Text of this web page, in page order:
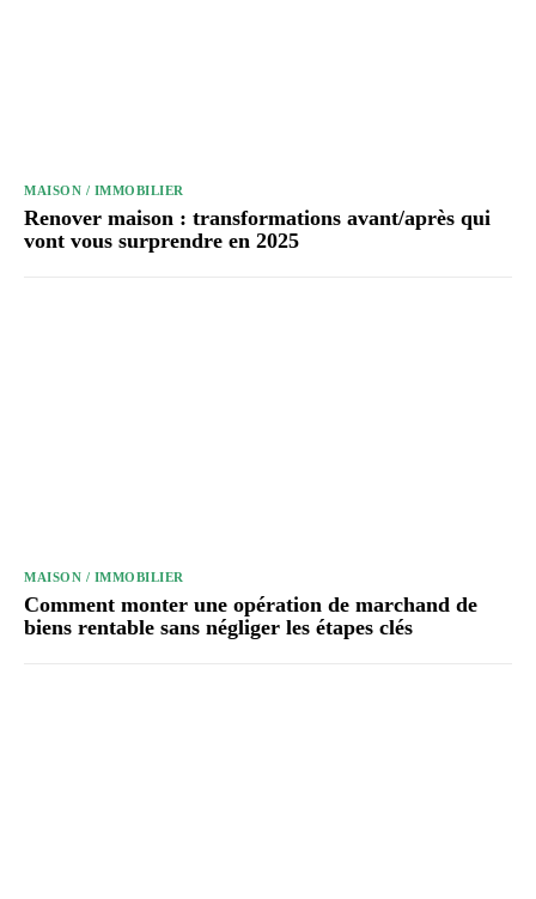
MAISON / IMMOBILIER
Renover maison : transformations avant/après qui
vont vous surprendre en 2025
MAISON / IMMOBILIER
Comment monter une opération de marchand de
biens rentable sans négliger les étapes clés